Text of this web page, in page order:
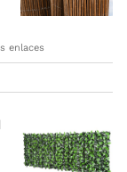
enlaces